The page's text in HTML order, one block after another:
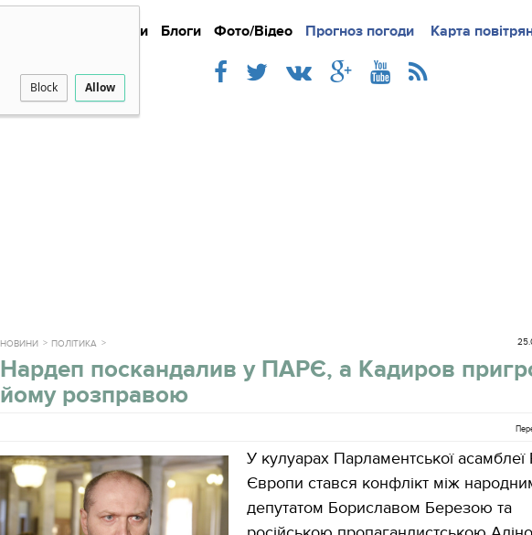
Block Allow
Новини Блоги Фото/Відео Прогноз погоди Карта
Докладно Новини
НОВИНИ ПОЛІТИКА
Нардеп поскандалив у ПАРЄ, а Кадиров
йому розправою
У кулуарах Парламентської асамблеї
Європи стався конфлікт між
депутатом Бориславом Березою та